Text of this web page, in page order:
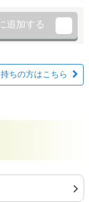
ちの方はこちら